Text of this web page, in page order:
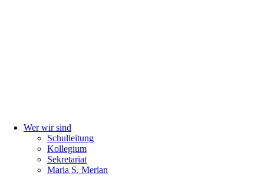
Wer wir sind
Schulleitung
Kollegium
Sekretariat
Maria S. Merian